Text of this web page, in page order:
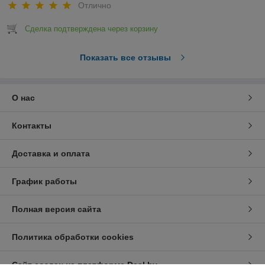
Отлично
Сделка подтверждена через корзину
Показать все отзывы
О нас
Контакты
Доставка и оплата
График работы
Полная версия сайта
Политика обработки cookies
Сайт создан на платформе Deal.by